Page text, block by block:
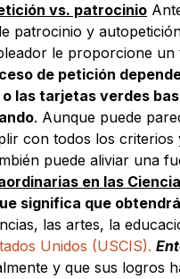
vs. patrocinio
patrocinio y
le proporcione
de petición
las tarjetas verdes
. Aunque puede
con todos los
puede aliviar una
en las
significa que
las artes, la
Unidos (USCIS).
y que sus logros